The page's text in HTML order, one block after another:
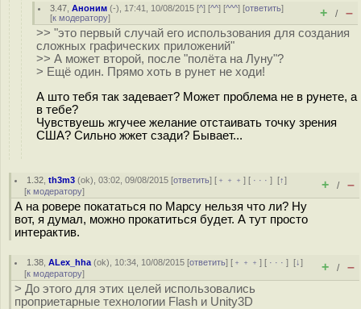
3.47 ,Аноним (-), 17:41, 10/08/2015 [^] [^^] [^^^] [ответить]
[к модератору] + / –
>> "это первый случай его использования для создания
сложных графических приложений"
>> А может второй, после "полёта на Луну"?
> Ещё один. Прямо хоть в рунет не ходи!
А што тебя так задевает? Может проблема не в рунете, а
в тебе?
Чувствуешь жгучее желание отстаивать точку зрения
США? Сильно жжет сзади? Бывает...
1.32 ,th3m3 (ok), 03:02, 09/08/2015 [ответить] [ ﹢﹢﹢] [ · · ·][↑]
[к модератору] + / –
А на ровере покататься по Марсу нельзя что ли? Ну
вот, я думал, можно прокатиться будет. А тут просто
интерактив.
1.38 ,ALex_hha (ok), 10:34, 10/08/2015 [ответить] [ ﹢﹢﹢] [ · · ·][↓]
[к модератору] + / –
> До этого для этих целей использовались
проприетарные технологии Flash и Unity3D